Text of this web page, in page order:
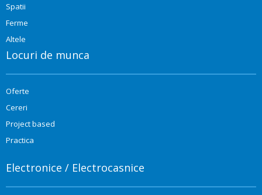
Spatii
Ferme
Altele
Locuri de munca
Oferte
Cereri
Project based
Practica
Electronice / Electrocasnice